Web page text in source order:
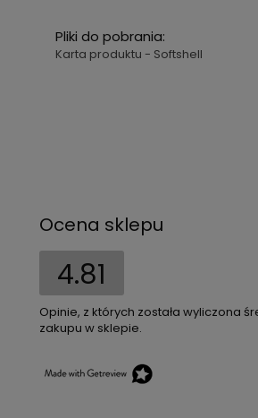
Pliki do pobrania:
Karta produktu - Softshell
Ocena sklepu
4.81
Opinie, z których została wyliczona
zakupu w sklepie.